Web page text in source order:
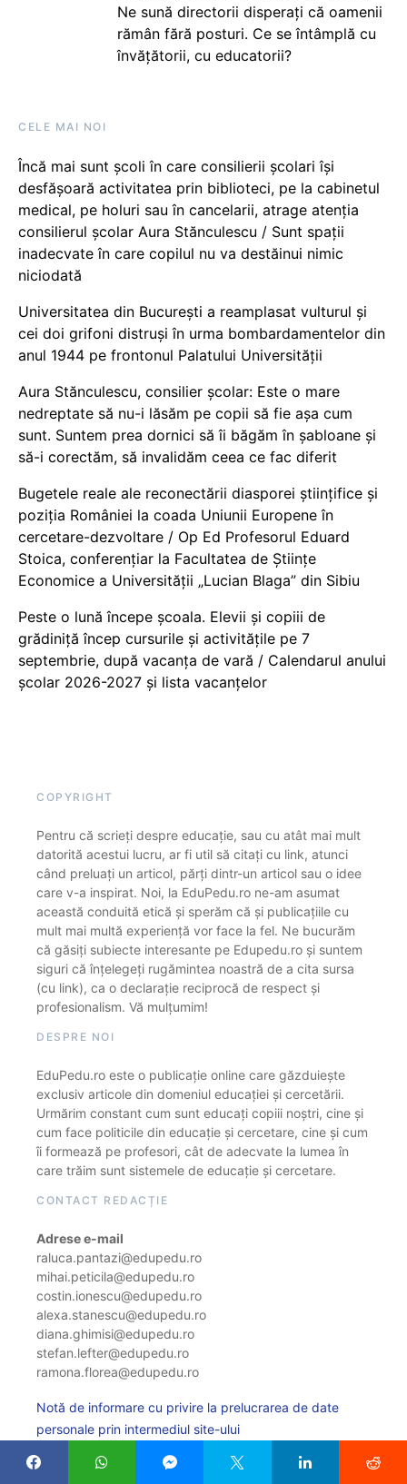
Ne sună directorii disperați că oamenii
rămân fără posturi. Ce se întâmplă cu
învățătorii, cu educatorii?
CELE MAI NOI
Încă mai sunt școli în care consilierii școlari își
desfășoară activitatea prin biblioteci, pe la cabinetul
medical, pe holuri sau în cancelarii, atrage atenția
consilierul școlar Aura Stănculescu / Sunt spații
inadecvate în care copilul nu va destăinui nimic
niciodată
Universitatea din București a reamplasat vulturul și
cei doi grifoni distruși în urma bombardamentelor din
anul 1944 pe frontonul Palatului Universității
Aura Stănculescu, consilier școlar: Este o mare
nedreptate să nu-i lăsăm pe copii să fie așa cum
sunt. Suntem prea dornici să îi băgăm în șabloane și
să-i corectăm, să invalidăm ceea ce fac diferit
Bugetele reale ale reconectării diasporei științifice și
poziția României la coada Uniunii Europene în
cercetare-dezvoltare / Op Ed Profesorul Eduard
Stoica, conferențiar la Facultatea de Științe
Economice a Universității „Lucian Blaga” din Sibiu
Peste o lună începe școala. Elevii și copiii de
grădiniță încep cursurile și activitățile pe 7
septembrie, după vacanța de vară / Calendarul anului
școlar 2026-2027 și lista vacanțelor
COPYRIGHT
Pentru că scrieți despre educație, sau cu atât mai mult
datorită acestui lucru, ar fi util să citați cu link, atunci
când preluați un articol, părți dintr-un articol sau o idee
care v-a inspirat. Noi, la EduPedu.ro ne-am asumat
această conduită etică și sperăm că și publicațiile cu
mult mai multă experiență vor face la fel. Ne bucurăm
că găsiți subiecte interesante pe Edupedu.ro și suntem
siguri că înțelegeți rugămintea noastră de a cita sursa
(cu link), ca o declarație reciprocă de respect și
profesionalism. Vă mulțumim!
DESPRE NOI
EduPedu.ro este o publicație online care găzduiește
exclusiv articole din domeniul educației și cercetării.
Urmărim constant cum sunt educați copiii noștri, cine și
cum face politicile din educație și cercetare, cine și cum
îi formează pe profesori, cât de adecvate la lumea în
care trăim sunt sistemele de educație și cercetare.
CONTACT REDACȚIE
Adrese e-mail
raluca.pantazi@edupedu.ro
mihai.peticila@edupedu.ro
costin.ionescu@edupedu.ro
alexa.stanescu@edupedu.ro
diana.ghimisi@edupedu.ro
stefan.lefter@edupedu.ro
ramona.florea@edupedu.ro
Notă de informare cu privire la prelucrarea de date
personale prin intermediul site-ului
Politica de cookie